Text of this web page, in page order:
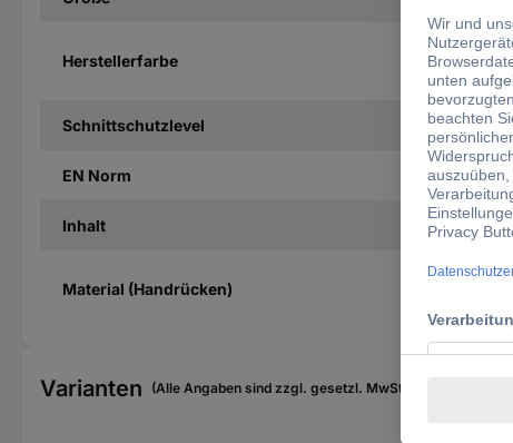
Herstellerfarbe
Schnittschutzlevel
EN Norm
Inhalt
Material (Handrücken)
Varianten (Alle Angaben sind zzgl. gesetzl. MwSt., zzgl. Versand)